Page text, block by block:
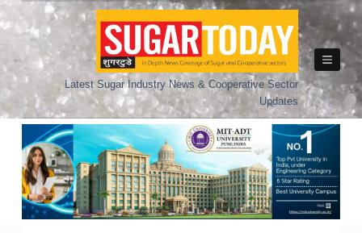
Skip
to
Latest Sugar Industry News & Cooperative Sector
Updates